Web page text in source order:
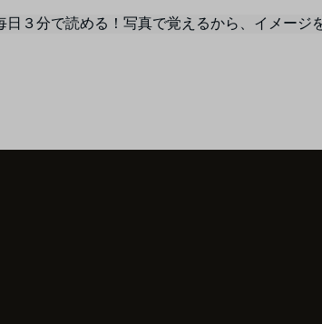
日３分で読める！写真で覚えるから、イメー